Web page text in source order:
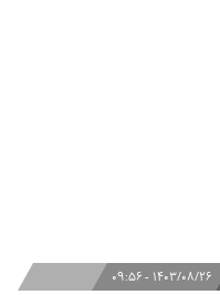
۱۴۰۳/۰۸/۲۶ - ۰۹:۵۶